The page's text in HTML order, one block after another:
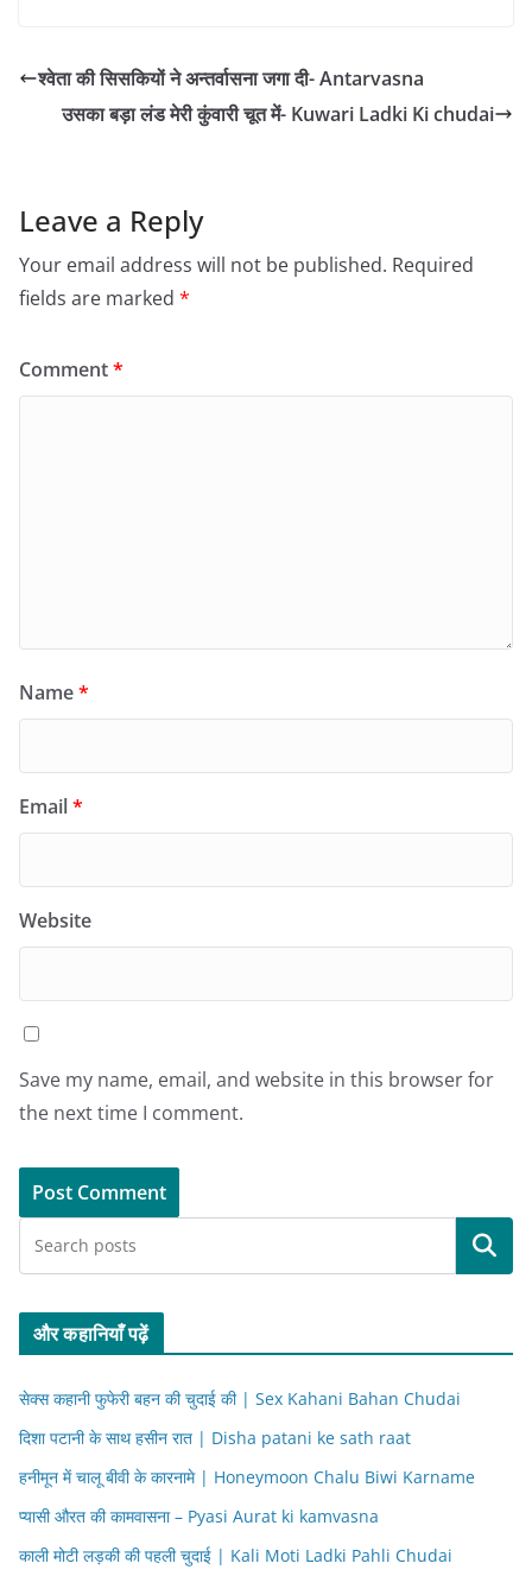
श्वेता की सिसकियों ने अन्तर्वासना जगा दी- Antarvasna
उसका बड़ा लंड मेरी कुंवारी चूत में- Kuwari Ladki Ki chudai
Leave a Reply
Your email address will not be published. Required
fields are marked *
Comment*
Name*
Email*
Website
Save my name, email, and website in this browser for
the next time I comment.
Search
और कहानियाँ पढ़ें
सेक्स कहानी फुफेरी बहन की चुदाई की | Sex Kahani Bahan Chudai
दिशा पटानी के साथ हसीन रात | Disha patani ke sath raat
हनीमून में चालू बीवी के कारनामे | Honeymoon Chalu Biwi Karname
प्यासी औरत की कामवासना – Pyasi Aurat ki kamvasna
काली मोटी लड़की की पहली चुदाई | Kali Moti Ladki Pahli Chudai